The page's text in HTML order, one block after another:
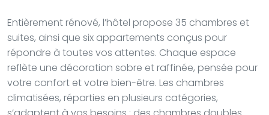
Entièrement rénové, l’hôtel propose 35 chambres et
suites, ainsi que six appartements conçus pour
répondre à toutes vos attentes. Chaque espace
reflète une décoration sobre et raffinée, pensée pour
votre confort et votre bien-être. Les chambres
climatisées, réparties en plusieurs catégories,